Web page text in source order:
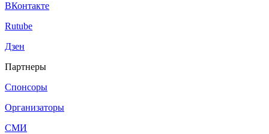
ВКонтакте
Rutube
Дзен
Партнеры
Спонсоры
Организаторы
СМИ